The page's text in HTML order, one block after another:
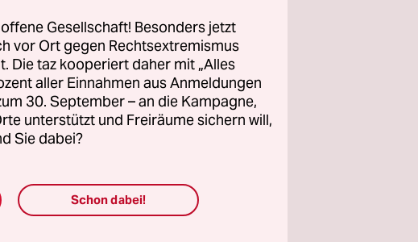
früher
und Computer
die das
Gesellschaft! Besonders jetzt
vor Ort gegen Rechtsextremismus
Die taz kooperiert daher mit „Alles
aller Einnahmen aus Anmeldungen
30. September – an die Kampagne,
unterstützt und Freiräume sichern will,
Sie dabei?
Schon dabei!